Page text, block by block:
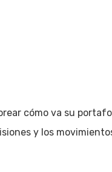
cómo va su
y los